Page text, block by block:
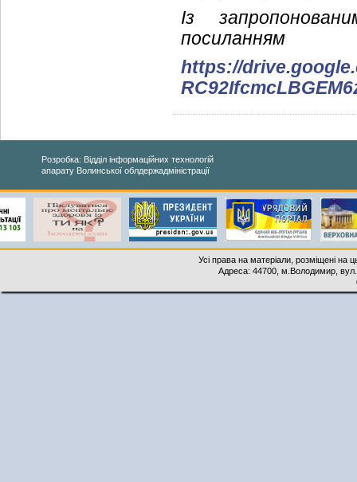
Із
посиланням
https://
Розробка: Відділ інформаційних технологій
апарату Волинської облдержадміністрації
Усі права на матеріали, розміщені на
Адреса: 44700, м.Володимир,